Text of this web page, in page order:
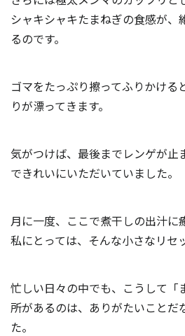
シャキシャキたまねぎの食感が、
るのです。
ゴマをたっぷり擦ってふりかける
りが漂ってきます。
気がつけば、最後までレンゲが止
できれいにいただいていました。
月に一度、ここで煮干しの出汁に
私にとっては、そんな小さなリセ
忙しい日々の中でも、こうして「
所があるのは、 ありがたいことだ
た。